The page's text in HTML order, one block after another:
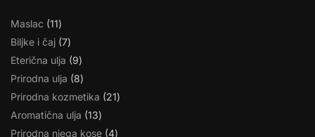
Maslac 11
Biljke i čaj 7
Eterična ulja
9
Prirodna ulja 8
Prirodna kozmetika
21
Aromatična ulja 13
Prirodna njega kose 4